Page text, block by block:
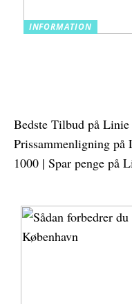
INFORMATION
Bedste Tilbud på
Prissammenligning
1000 | Spar penge på